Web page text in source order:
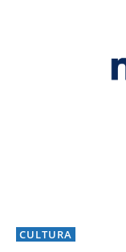
CULTURA